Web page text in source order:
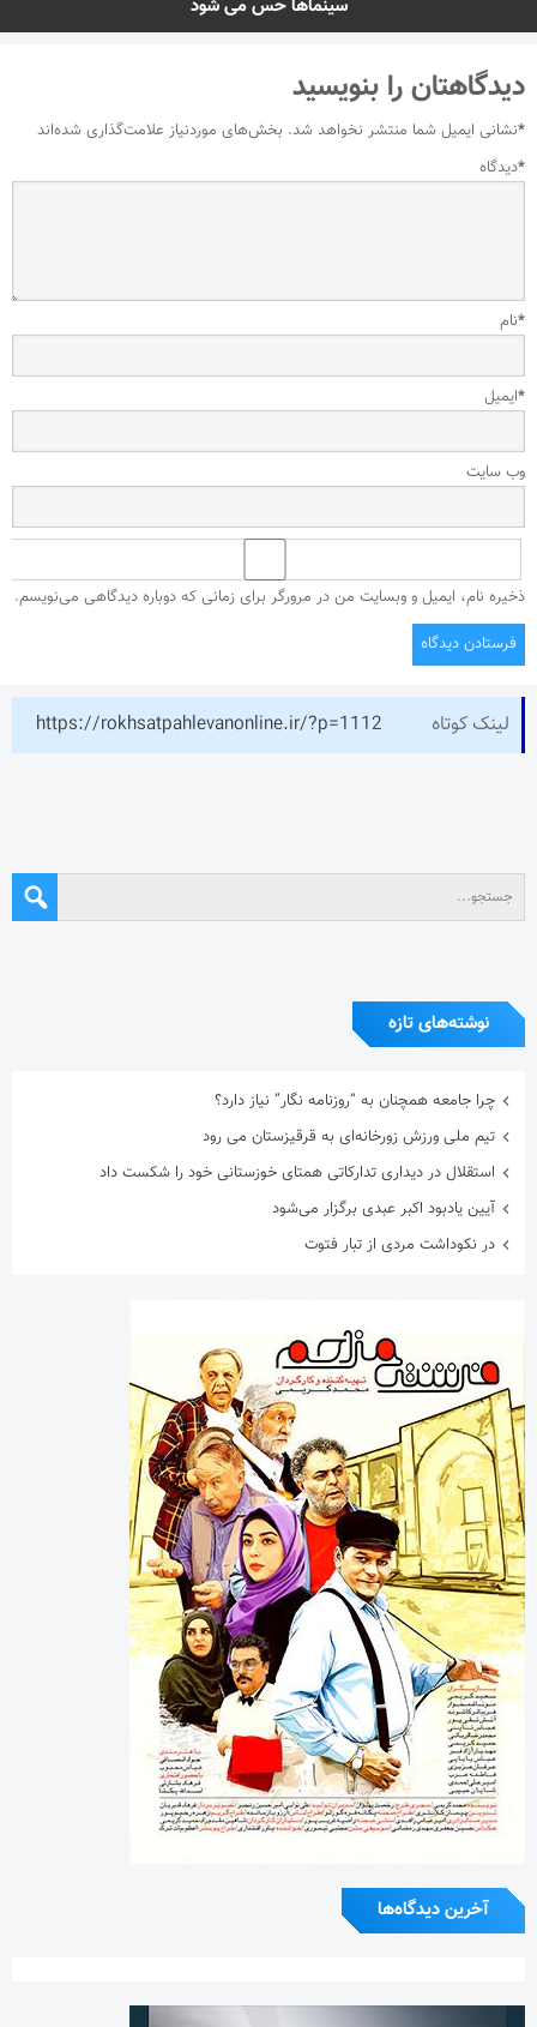
سینماها حس می شود
دیدگاهتان را بنویسید
نشانی ایمیل شما منتشر نخواهد شد. بخش‌های موردنیاز علامت‌گذاری شده‌اند
*
دیدگاه*
نام*
ایمیل*
وب‌ سایت
ذخیره نام، ایمیل و وبسایت من در مرورگر برای زمانی که دوباره دیدگاهی می‌نویسم.
لینک کوتاه https://rokhsatpahlevanonline.ir/?p=1112
نوشته‌های تازه
چرا جامعه همچنان به “روزنامه نگار” نیاز دارد؟
تیم ملی ورزش زورخانه‌ای به قرقیزستان می رود
استقلال در دیداری تدارکاتی همتای خوزستانی خود را شکست داد
آیین یادبود اکبر عبدی برگزار می‌شود
در نکوداشت مردی از تبار فتوت
آخرین دیدگاه‌ها